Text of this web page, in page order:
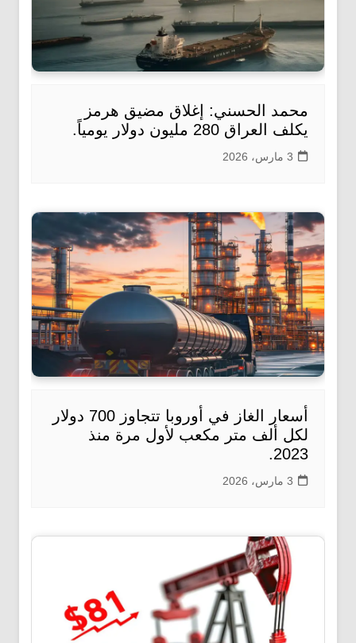
محمد الحسني: إغلاق مضيق هرمز
يكلف العراق 280 مليون دولار يومياً.
3 مارس، 2026
أسعار الغاز في أوروبا تتجاوز 700 دولار
لكل ألف متر مكعب لأول مرة منذ
2023.
3 مارس، 2026